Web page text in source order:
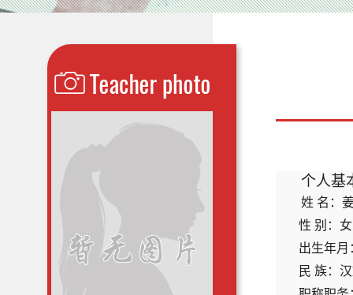
个人基
姓 名：
性 别：女
出生年月
民 族：